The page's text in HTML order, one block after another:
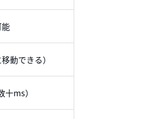
動できる）
ms）